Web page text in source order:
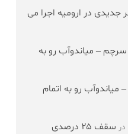
جدیدی در ارومیه اجرا می
– میاندوآب رو به
رو به اتمام
در
سقف ۲۵ درصدی